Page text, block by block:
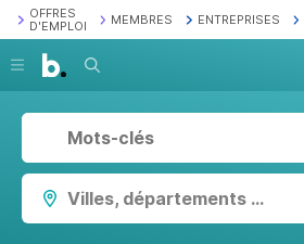
OFFRES
D'EMPLOI
MEMBRES ENTREPRISES
Recherche
Villes, départements ...